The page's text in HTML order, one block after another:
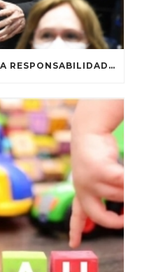
FLÁVIO ARNS PROPÕE PL DA RESPONSABILIDADE EDUCACIONAL